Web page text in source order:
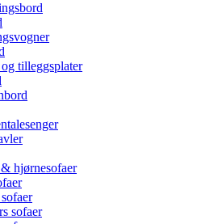
tilleggsplater
hjørnesofaer
sofaer